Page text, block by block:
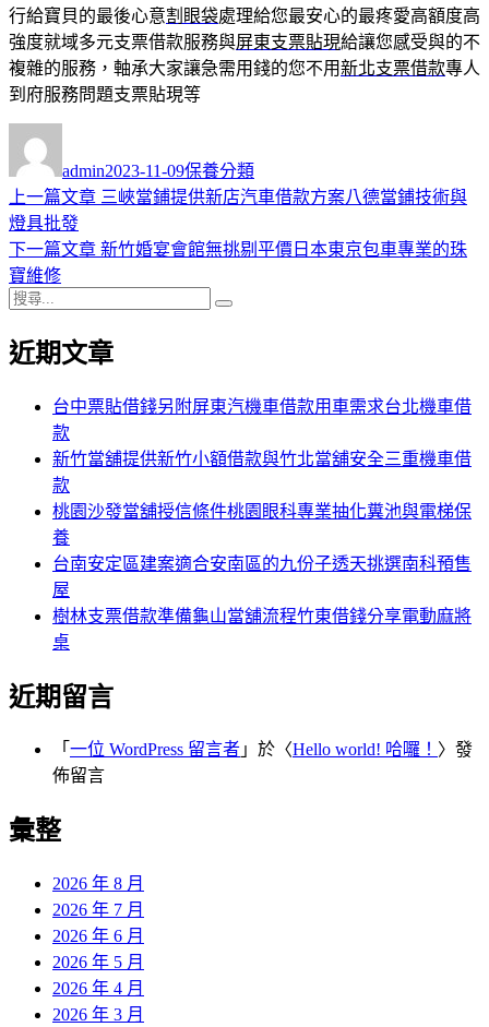
行給寶貝的最後心意割眼袋處理給您最安心的最疼愛高額度高
強度就域多元支票借款服務與屏東支票貼現給讓您感受與的不
複雜的服務，軸承大家讓急需用錢的您不用新北支票借款專人
到府服務問題支票貼現等
者
admin佈
日
2023-11-09類
保養分類
文
章
導
覽
上一篇文章 上
篇
三峽當鋪提供新店汽車借款方案八德當鋪技術與
燈具批發
下一篇文章 下
章:
新竹婚宴會館無挑剔平價日本東京包車專業的珠
寶維修
搜
關
近期文章
台中票貼借錢另附屏東汽機車借款用車需求台北機車借
款
新竹當舖提供新竹小額借款與竹北當舖安全三重機車借
款
桃園沙發當舖授信條件桃園眼科專業抽化糞池與電梯保
養
台南安定區建案適合安南區的九份子透天挑選南科預售
屋
樹林支票借款準備龜山當舖流程竹東借錢分享電動麻將
桌
近期留言
「 一位 WordPress 留言者 」於〈Hello world! 哈囉！ 〉發
佈留言
彙整
2026 年 8 月
2026 年 7 月
2026 年 6 月
2026 年 5 月
2026 年 4 月
2026 年 3 月